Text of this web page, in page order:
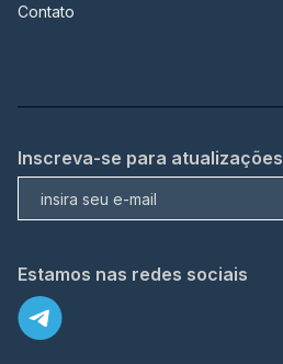
Contato
Inscreva-se para atualizações
Estamos nas redes sociais